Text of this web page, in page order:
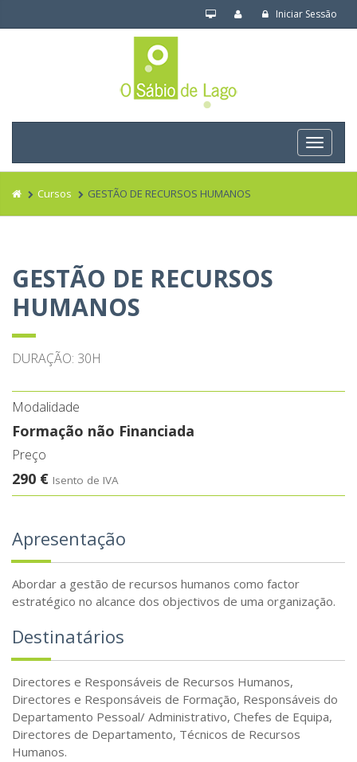
Iniciar Sessão
Cursos GESTÃO DE RECURSOS HUMANOS
GESTÃO DE RECURSOS
HUMANOS
DURAÇÃO: 30H
Modalidade
Formação não Financiada
Preço
290 € Isento de IVA
Apresentação
Abordar a gestão de recursos humanos como factor
estratégico no alcance dos objectivos de uma organização.
Destinatários
Directores e Responsáveis de Recursos Humanos,
Directores e Responsáveis de Formação, Responsáveis do
Departamento Pessoal/ Administrativo, Chefes de Equipa,
Directores de Departamento, Técnicos de Recursos
Humanos.